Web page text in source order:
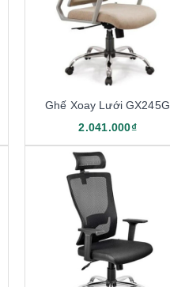
Ghế Xoay Lưới GX245G
2.041.000₫